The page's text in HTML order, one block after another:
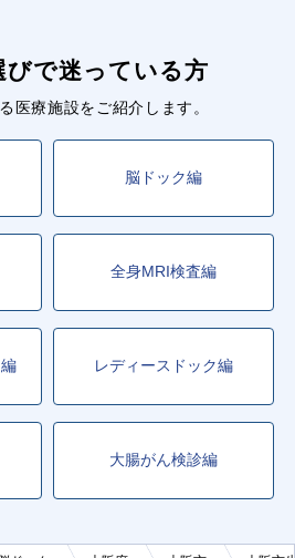
びで迷っている方
医療施設をご紹介します。
脳ドック編
全身MRI検査編
レディースドック編
大腸がん検診編